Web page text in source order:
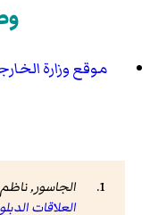
موقع وزارة
الجاسور, ناظم عبد
العلاقات